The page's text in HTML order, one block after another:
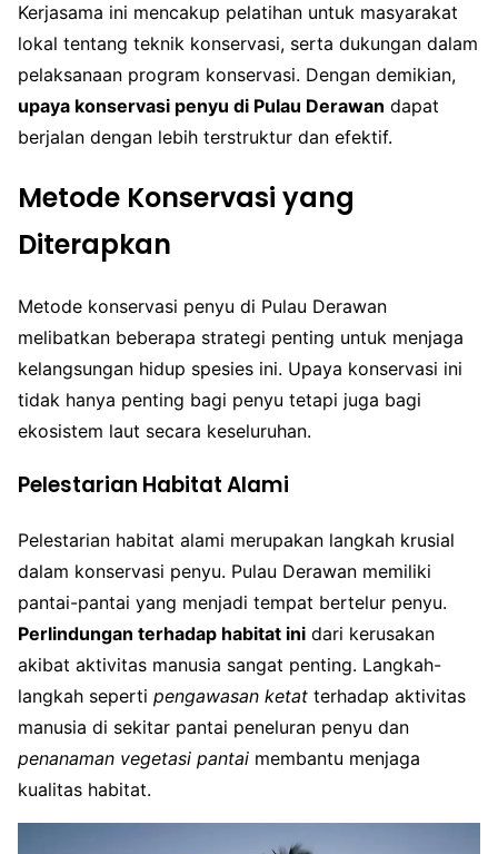
Kerjasama ini mencakup pelatihan untuk masyarakat
lokal tentang teknik konservasi, serta dukungan dalam
pelaksanaan program konservasi. Dengan demikian,
upaya konservasi penyu di Pulau Derawan dapat
berjalan dengan lebih terstruktur dan efektif.
Metode Konservasi yang
Diterapkan
Metode konservasi penyu di Pulau Derawan
melibatkan beberapa strategi penting untuk menjaga
kelangsungan hidup spesies ini. Upaya konservasi ini
tidak hanya penting bagi penyu tetapi juga bagi
ekosistem laut secara keseluruhan.
Pelestarian Habitat Alami
Pelestarian habitat alami merupakan langkah krusial
dalam konservasi penyu. Pulau Derawan memiliki
pantai-pantai yang menjadi tempat bertelur penyu.
Perlindungan terhadap habitat ini dari kerusakan
akibat aktivitas manusia sangat penting. Langkah-
langkah seperti pengawasan ketat terhadap aktivitas
manusia di sekitar pantai peneluran penyu dan
penanaman vegetasi pantai membantu menjaga
kualitas habitat.